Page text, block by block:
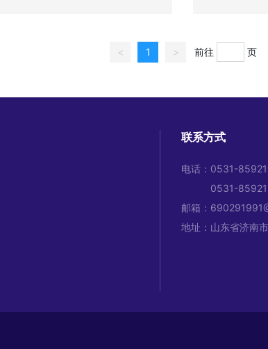
< 1 > 前往 页
联系方式
电话： 0531-
0531-
邮箱：
地址：山东省济南